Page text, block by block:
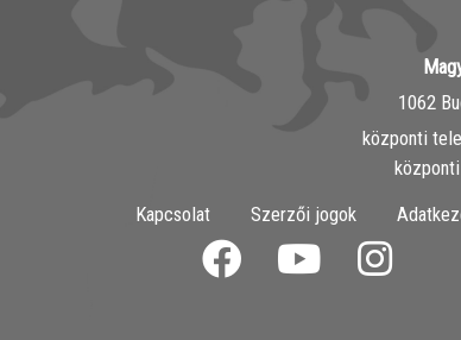
1062
központi
Kapcsolat Szerzői jogok